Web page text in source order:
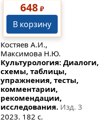
648₽
В корзину
Костяев А.И.,
Максимова Н.Ю.
Культурология: Диалоги,
схемы, таблицы,
упражнения, тесты,
комментарии,
рекомендации,
исследования. Изд. 3
2023. 182 с.